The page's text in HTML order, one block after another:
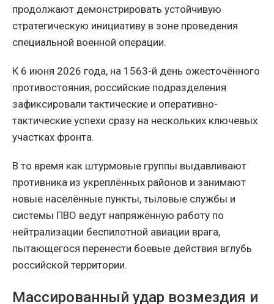
продолжают демонстрировать устойчивую
стратегическую инициативу в зоне проведения
специальной военной операции.
К 6 июня 2026 года, на 1563-й день ожесточённого
противостояния, российские подразделения
зафиксировали тактические и оперативно-
тактические успехи сразу на нескольких ключевых
участках фронта.
В то время как штурмовые группы выдавливают
противника из укреплённых районов и занимают
новые населённые пункты, тыловые службы и
системы ПВО ведут напряжённую работу по
нейтрализации беспилотной авиации врага,
пытающегося перенести боевые действия вглубь
российской территории.
Массированный удар возмездия и